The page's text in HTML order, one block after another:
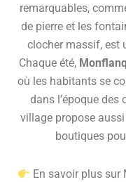
remarquables,
de pierre et les
clocher massif, est
Chaque été,
où les habitants se
dans l’époque des
village propose
boutiques
En savoir plus